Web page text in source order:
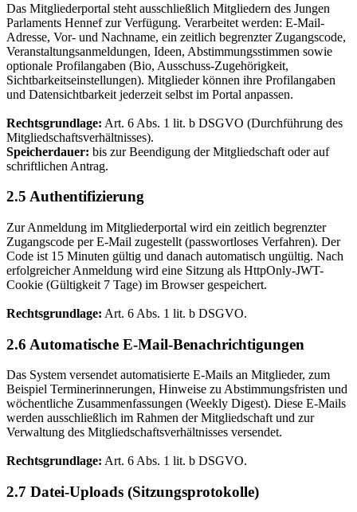
Das Mitgliederportal steht ausschließlich Mitgliedern des Jungen
Parlaments Hennef zur Verfügung. Verarbeitet werden: E-Mail-
Adresse, Vor- und Nachname, ein zeitlich begrenzter Zugangscode,
Veranstaltungsanmeldungen, Ideen, Abstimmungsstimmen sowie
optionale Profilangaben (Bio, Ausschuss-Zugehörigkeit,
Sichtbarkeitseinstellungen). Mitglieder können ihre Profilangaben
und Datensichtbarkeit jederzeit selbst im Portal anpassen.
Rechtsgrundlage: Art. 6 Abs. 1 lit. b DSGVO (Durchführung des
Mitgliedschaftsverhältnisses).
Speicherdauer: bis zur Beendigung der Mitgliedschaft oder auf
schriftlichen Antrag.
2.5 Authentifizierung
Zur Anmeldung im Mitgliederportal wird ein zeitlich begrenzter
Zugangscode per E-Mail zugestellt (passwortloses Verfahren). Der
Code ist 15 Minuten gültig und danach automatisch ungültig. Nach
erfolgreicher Anmeldung wird eine Sitzung als HttpOnly-JWT-
Cookie (Gültigkeit 7 Tage) im Browser gespeichert.
Rechtsgrundlage: Art. 6 Abs. 1 lit. b DSGVO.
2.6 Automatische E-Mail-Benachrichtigungen
Das System versendet automatisierte E-Mails an Mitglieder, zum
Beispiel Terminerinnerungen, Hinweise zu Abstimmungsfristen und
wöchentliche Zusammenfassungen (Weekly Digest). Diese E-Mails
werden ausschließlich im Rahmen der Mitgliedschaft und zur
Verwaltung des Mitgliedschaftsverhältnisses versendet.
Rechtsgrundlage: Art. 6 Abs. 1 lit. b DSGVO.
2.7 Datei-Uploads (Sitzungsprotokolle)